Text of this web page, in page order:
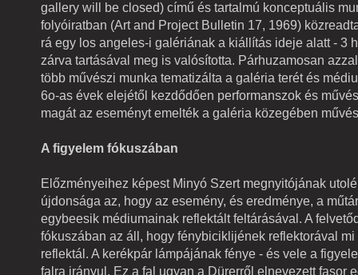
gallery will be closed) című és tartalmú konceptuális
folyóiratban (Art and Project Bulletin 17, 1969)
rá egy los angeles-i galériának a kiállítás ideje alatt - 3
zárva tartásával meg is valósította. Párhuzamosan
több művészi munka tematizálta a galéria terét és
6o-as évek elejétől kezdődően performanszok és
magát az eseményt emelték a galéria közegében
A figyelem fókuszában
Előzményeihez képest Minyó Szert megnyitójának
újdonsága az, hogy az esemény, és eredménye, a
egybeesik médiumainak reflektált feltárásával. A
fókuszában az áll, hogy fénybiciklijének reflektorával mi
reflektál. A kerékpár lámpájának fénye - és vele a
falra irányul. Ez a fal ugyan a Dürerről elnevezett fasor